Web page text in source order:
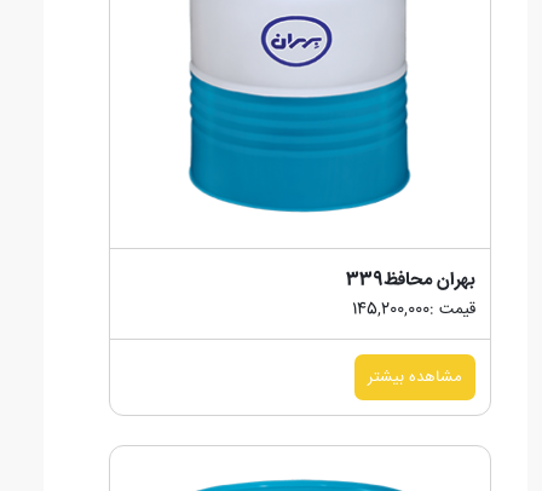
بهران محافظ339
قیمت :145,200,000
مشاهده بیشتر